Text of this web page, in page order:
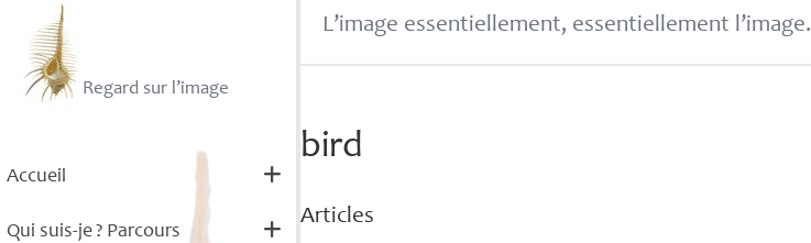
Regard sur l’image
Accueil
Qui suis-je? Parcours
L’image essentiellement, essentiellement l’image.
bird
Articles